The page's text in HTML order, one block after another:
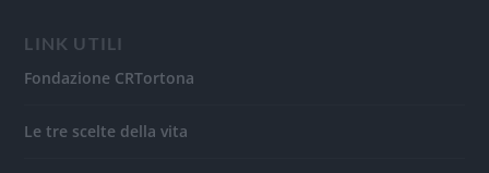
LINK UTILI
Fondazione CRTortona
Le tre scelte della vita